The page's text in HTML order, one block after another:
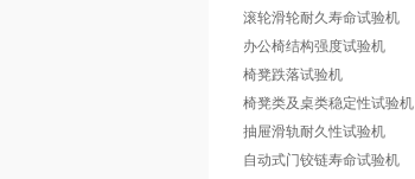
滚轮滑轮耐久寿命试验机
办公椅结构强度试验机
椅凳跌落试验机
椅凳类及桌类稳定性试验机
抽屉滑轨耐久性试验机
自动式门铰链寿命试验机